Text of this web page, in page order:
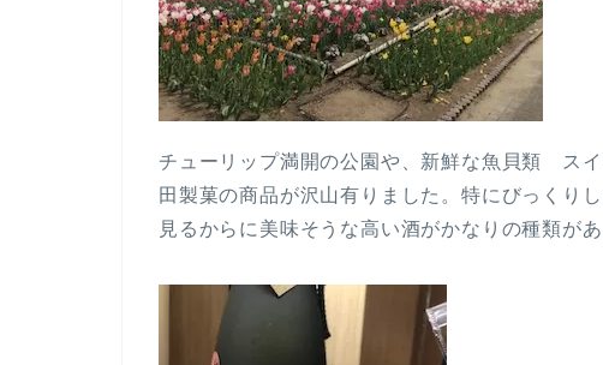
チューリップ満開の公園や、新鮮な魚貝類 ス
田製菓の商品が沢山有りました。特にびっくり
見るからに美味そうな高い酒がかなりの種類が